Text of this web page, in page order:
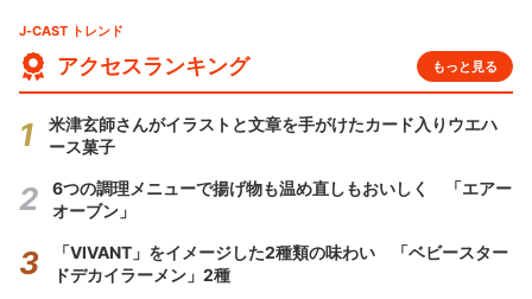
J-CAST トレンド
アクセスランキング もっと見る
米津玄師さんがイラストと文章を手がけたカード入りウエハ
ース菓子
6つの調理メニューで揚げ物も温め直しもおいしく 「エアー
オーブン」
「VIVANT」をイメージした2種類の味わい 「ベビースター
ドデカイラーメン」2種